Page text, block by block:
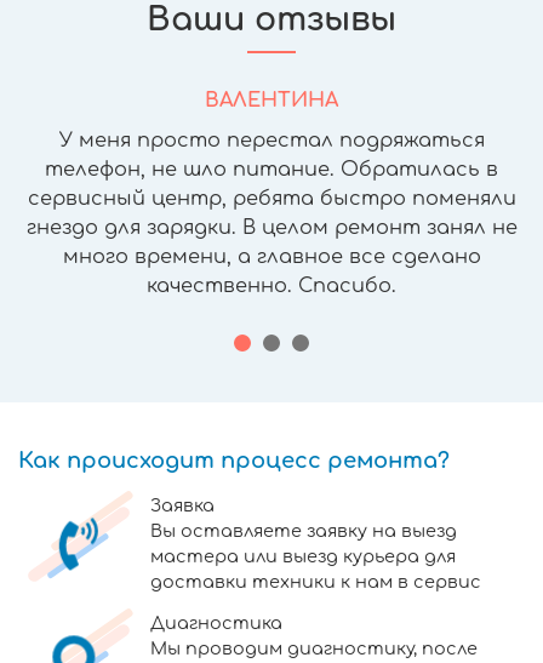
Ваши отзывы
ВАЛЕНТИНА
У меня просто перестал подряжаться
телефон, не шло питание. Обратилась в
сервисный центр, ребята быстро поменяли
гнездо для зарядки. В целом ремонт занял не
много времени, а главное все сделано
качественно. Спасибо.
Как происходит процесс ремонта?
Заявка
Вы оставляете заявку на выезд
мастера или выезд курьера для
доставки техники к нам в сервис
Диагностика
Мы проводим диагностику, после